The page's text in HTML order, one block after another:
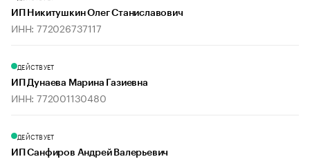
ИП Никитушкин Олег Станиславович
ИНН: 772026737117
ДЕЙСТВУЕТ
ИП Дунаева Марина Газиевна
ИНН: 772001130480
ДЕЙСТВУЕТ
ИП Санфиров Андрей Валерьевич